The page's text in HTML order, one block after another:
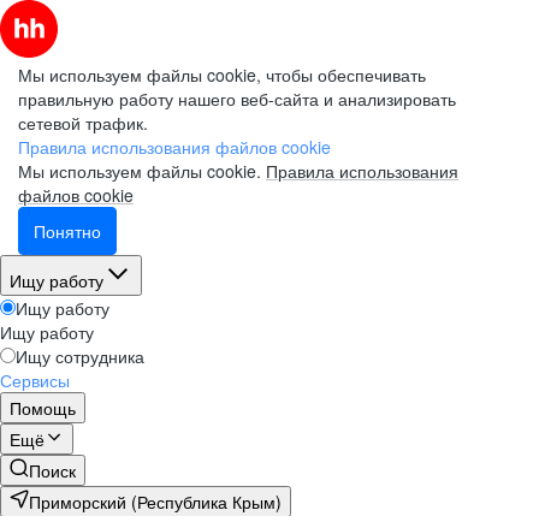
Мы используем файлы cookie, чтобы обеспечивать
правильную работу нашего веб-сайта и анализировать
сетевой трафик.
Правила использования файлов cookie
Мы используем файлы cookie. Правила использования
файлов cookie
Понятно
Ищу работу
Ищу работу
Ищу работу
Ищу сотрудника
Сервисы
Помощь
Ещё
Поиск
Приморский (Республика Крым)